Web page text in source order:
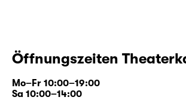
Öffnungszeiten
Mo–Fr 10:00–19:00
Sa 10:00–14:00